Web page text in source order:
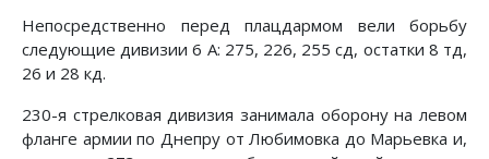
Непосредственно перед плацдармом вели борьбу
следую­щие дивизии 6 А: 275, 226, 255 сд, остатки 8 тд,
26 и 28 кд.
230-я стрелковая дивизия занимала оборону на левом
фланге армии по Днепру от Любимовка до Марьевка и,